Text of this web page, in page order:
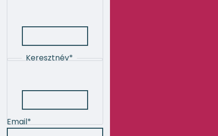
Keresztnév*
Email*